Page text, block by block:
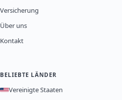
Versicherung
Über uns
Kontakt
BELIEBTE LÄNDER
Vereinigte Staaten